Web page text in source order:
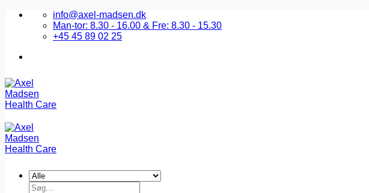
Fortsæt
info@axel-madsen.dk
Man-tor: 8.30 - 16.00 & Fre: 8.30 - 15.30
+45 45 89 02 25
Søg